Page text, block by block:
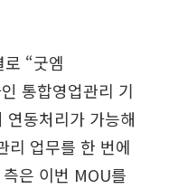
“굿엠
통합영업관리 기
연동처리가 가능해
리 업무를 한 번에
은 이번 MOU를